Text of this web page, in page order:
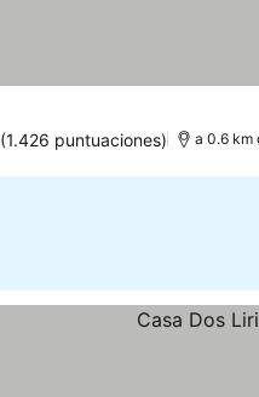
(1.426 puntuaciones) a 0.6 km